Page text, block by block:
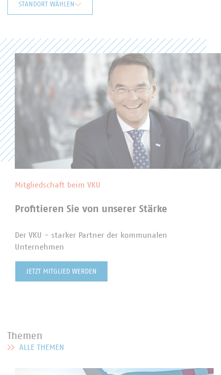
STANDORT WÄHLEN
Berlin/Brandenburg
Hessen
Niedersachsen/Bremen
Nord
Nordrhein-Westfalen
Rheinland-Pfalz
Saarland
Sachsen
Sachsen-Anhalt
Thüringen
Landesgruppen in der Abfallwirtschaft
Mitgliedschaft beim VKU
Profitieren Sie von unserer Stärke
Der VKU - starker Partner der kommunalen
Unternehmen
JETZT MITGLIED WERDEN
Themen
MEHR ZU THEMEN
ALLE THEMEN